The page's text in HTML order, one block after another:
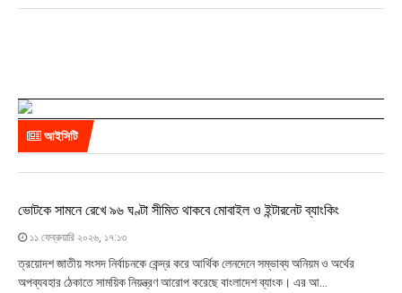
আইসিটি
ভোটকে সামনে রেখে ৯৬ ঘণ্টা সীমিত থাকবে মোবাইল ও ইন্টারনেট ব্যাংকিং
১১ ফেব্রুয়ারি ২০২৬, ১৭:১৩
ত্রয়োদশ জাতীয় সংসদ নির্বাচনকে কেন্দ্র করে আর্থিক লেনদেনে সম্ভাব্য অনিয়ম ও অর্থের
অপব্যবহার ঠেকাতে সাময়িক নিয়ন্ত্রণ আরোপ করেছে বাংলাদেশ ব্যাংক। এর আ...